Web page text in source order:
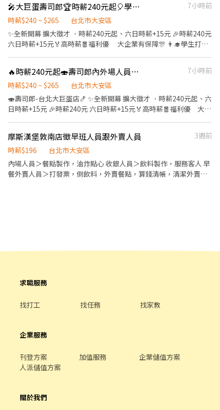
人員每月可配合排班時數須達60小時以上。 ✅提供免費溫馨員工餐
點、交通便利通勤上班很方便。 ✅歡迎無餐飲工作經驗、對餐飲業
----------------------------------------- 『加入三澧 成為家人』共
同創造無限可能。 1998年於台灣成立-日商三澧餐飲集團 HUMAX
ASIA，屬於日本Wondertable餐飲集團在台分公司。 深耕台灣多年
的日本與義大利美食連鎖品牌，旗下六大連鎖餐飲品牌包含， ★義
工義大利麵 ★日式鍋物餐廳：Mo-Mo-Paradise壽喜燒 ★日式天婦
羅專門店：天吉屋、吉天麩羅 全台直營店鋪皆位於各大百貨商場，
並持續穩定發展中。 -----------------------------------------------
--------------------------- 【應徵須知】 ①詳閱工作內容後，請審
慎提出應徵申請。 ②履歷初審合適者，將邀請實體面談，初審資格
不符者則不另行通知。 ③錄取的實際任用職稱及薪資，依面談結果
與經驗核定職級。
利、生日禮金、夜班出勤津貼 ★提供員工制服及工作鞋 ★年度健檢
★勞保、健保，6％勞退提撥 ⭕【工作說明】 《內場》:餐點製作、
食材備料、進貨盤點 《外場》:接待服務顧客、收銀結帳、環境整潔
★開朗活潑有笑容 ★ＳＯＰ專業流程 ★無經驗可 ★提供完善職前教
鎖餐飲集團。 我們堅持使用安全及高品質的食材，當場現點現作提
供美味可口的日本國民美食-牛丼/咖哩，並以舒適衛生的用餐環
顧客安心。不論是單獨一人、與家人一起、朋友一起，皆可享受用
餐的樂趣。
🎤大巨蛋壽司郎🏆時薪240元起🎈學生打工🎉彈性排班🏅假日兼職🎊歡迎無經驗者
7小時前
時薪$240 ~ $265
台北市大安區
✨️全新開幕 擴大徵才 ．時薪240元起、六日時薪+15元 🎉時薪240元
六日時薪+15元🏅高時薪🧧福利優 大企業有保障🎊 👨‍🎓學生打工
入！！！ ✅️歡迎開學打工、假日兼職、二度就業、外籍學生、實習
簽約。 ✅️彈性排班：08:30~23:30(請於面試時與主管確認班表) ✅️不
管是平日早班、週末假日班、放學後打烊班皆有職缺，歡迎直接投
遞履歷！ ⭕工作內容 ▪外場 帶客入座→介紹、服務→飲料提供→
教育訓練完善，無經驗者也OK✨️ ⭕獎金福利 ▪生日禮券！ ▪員工
用餐優惠！ ▪不定期活動競賽獎金！ ▪一年4次考核及調薪！！！
▪加班費按每分鐘計算 ▪介紹親朋好友入職，期滿可獲得3,000～
10,000元獎金！ ⭕企業魅力 ▪「以人為本」注重團隊合作及交流，
採納同仁的意見，提升參與感 ▪除學習到日本商業禮儀、衛生知識
／年假按照勞基法規定 ⑤颱風天出勤津貼補助 ⑥員工店內用餐折扣
🔥時薪240元起🍣壽司郎內外場人員🎊彈性排班💰無經驗也可👨‍🎓學生打工🏆二度就業假日
7小時前
時薪$240 ~ $265
台北市大安區
🍣壽司郎-台北大巨蛋店🍤 ✨️全新開幕 擴大徵才 ．時薪240元起、六
日時薪+15元 🎉時薪240元 六日時薪+15元🏅高時薪🧧福利優 大企
鐘抵達店鋪🚶‍♂️ ⭕招募條件 ✅️良好職前教育訓練，無經驗者也可以加
入！！！ ✅️歡迎開學打工、假日兼職、二度就業、外籍學生、實習
簽約。 ✅️彈性排班：08:30~23:30(請於面試時與主管確認班表) ✅️不
管是平日早班、週末假日班、放學後打烊班皆有職缺，歡迎直接投
採納同仁的意見，提升參與感 ▪除學習到日本商業禮儀、衛生知識
遷加薪的機會 ▪享有完善的福利制度，加班費為分鐘為單位計算，
平價壽司，致力成為頂尖品牌 ⭕基本保障 ①加班費(以每分鐘為單
⑦提供員工制服 ⑧任職一年後提供免費健檢
摩斯漢堡敦南店徵早班人員跟外賣人員
3週前
時薪$196
台北市大安區
內場人員＞餐點製作，油炸點心 收銀人員＞飲料製作，服務客人 早
餐外賣人員＞打發票，倒飲料，外賣餐點，算錢清帳，清潔外賣車
求職服務
找打工 找任務 找家教
企業服務
刊登方案 加值服務
企業儲值方案
人派儲值方案
關於我們